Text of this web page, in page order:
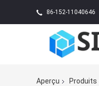
86-152-11040646
Aperçu Produits